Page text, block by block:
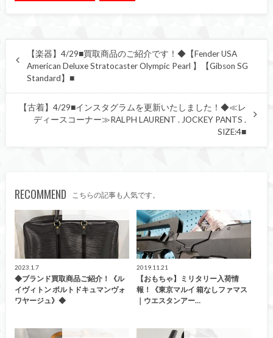
【楽器】4/29■買取商品のご紹介です！◆【Fender USA
American Deluxe Stratocaster Olympic Pearl 】【Gibson SG
Standard】■
【古着】4/29■インスタグラムを更新いたしました！◆≪レ
ディースコーナー≫RALPH LAURENT . JOCKEY PANTS .
SIZE:4■
RECOMMEND こちらの記事も人気です。
2023.1.7
◆ブランド買取商品ご紹介！《ル
イヴィトン ポルトドキュマンヴォ
ワヤージュ》◆
2019.11.21
【おもちゃ】ミリタリー入荷情
報！《東京マルイ 箱なしファマス
｜ウエスタンアー…